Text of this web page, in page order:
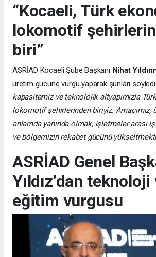
“Kocaeli, Türk
lokomotif
biri”
ASRİAD Kocaeli Şube Başkanı Nihat
üretim gücüne vurgu yaparak şunları söyledi:
kapasitemiz ve teknolojik altyapımızla
lokomotif şehirlerinden biriyiz. Amacımız,
anlamda yanında olmak, işletmeler arası
ve bölgemizin rekabet gücünü
ASRİAD Genel
Yıldız’dan teknoloji
eğitim vurgusu